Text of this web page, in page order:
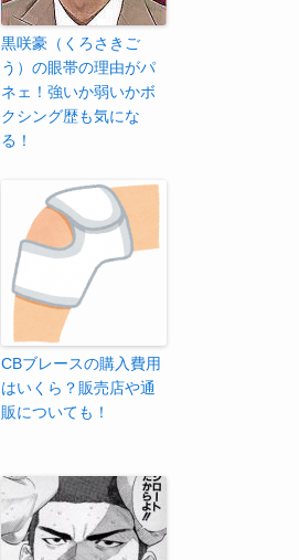
黒咲豪（くろさきご
う）の眼帯の理由がパ
ネェ！強いか弱いかボ
クシング歴も気にな
る！
CBブレースの購入費用
はいくら？販売店や通
販についても！